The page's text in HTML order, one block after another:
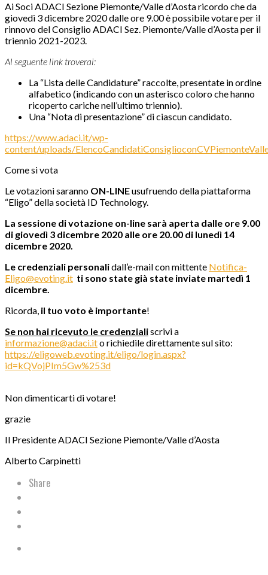
Ai Soci ADACI Sezione Piemonte/Valle d’Aosta ricordo che da
giovedì 3 dicembre 2020 dalle ore 9.00 è possibile votare per il
rinnovo del Consiglio ADACI Sez. Piemonte/Valle d’Aosta per il
triennio 2021-2023.
Al seguente link troverai:
La “Lista delle Candidature” raccolte, presentate in ordine
alfabetico (indicando con un asterisco coloro che hanno
ricoperto cariche nell’ultimo triennio).
Una “Nota di presentazione” di ciascun candidato.
https://www.adaci.it/wp-
content/uploads/
Come si vota
Le votazioni saranno ON-LINEusufruendo della piattaforma
“Eligo” della società ID Technology.
La sessione di votazione on-line sarà aperta dalle ore 9.00
di giovedì 3 dicembre 2020 alle ore 20.00 di lunedì 14
dicembre 2020.
Le credenziali personalidall’e-mail con mittente Notifica-
Eligo@evoting.it ti sono state già state inviate martedì 1
dicembre.
Ricorda, il tuo voto è importante!
Se non hai ricevuto le credenzialiscrivi a
informazione@adaci.ito richiedile direttamente sul sito:
https://eligoweb.evoting.it/eligo/login.aspx?
id=kQVojPIm5Gw%253d
Non dimenticarti di votare!
grazie
Il Presidente ADACI Sezione Piemonte/Valle d’Aosta
Alberto Carpinetti
Share